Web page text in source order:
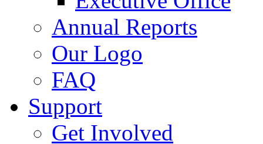
Annual Reports
Our Logo
FAQ
Support
Get Involved